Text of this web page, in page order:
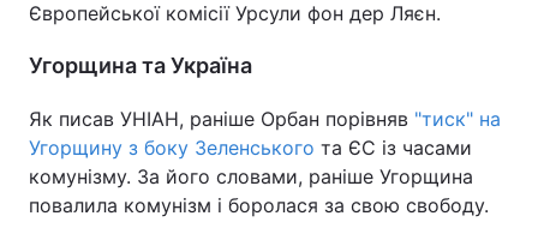
Європейської комісії Урсули фон дер Ляєн.
Угорщина та Україна
Як писав УНІАН, раніше Орбан порівняв "тиск" на
Угорщину з боку Зеленського та ЄС із часами
комунізму. За його словами, раніше Угорщина
повалила комунізм і боролася за свою свободу.